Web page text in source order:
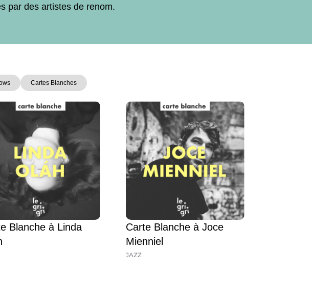
par des artistes de renom.
Cartes Blanches
Blanche à Linda
Carte Blanche à Joce
Mienniel
JAZZ